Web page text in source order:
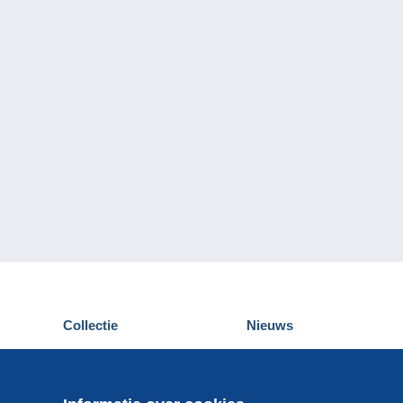
Collectie
Postkaarten
Nieuws
Delcampe Evenementen